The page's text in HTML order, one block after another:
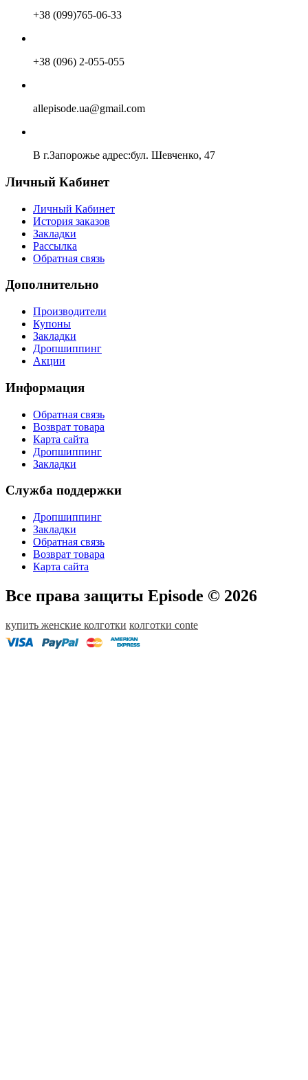
+38 (099)765-06-33
+38 (096) 2-055-055
allepisode.ua@gmail.com
В г.Запорожье адрес:бул. Шевченко, 47
Личный Кабинет
Личный Кабинет
История заказов
Закладки
Рассылка
Обратная связь
Дополнительно
Производители
Купоны
Закладки
Дропшиппинг
Акции
Информация
Обратная связь
Возврат товара
Карта сайта
Дропшиппинг
Закладки
Служба поддержки
Дропшиппинг
Закладки
Обратная связь
Возврат товара
Карта сайта
Все права защиты Episode © 2026
купить женские колготки колготки conte